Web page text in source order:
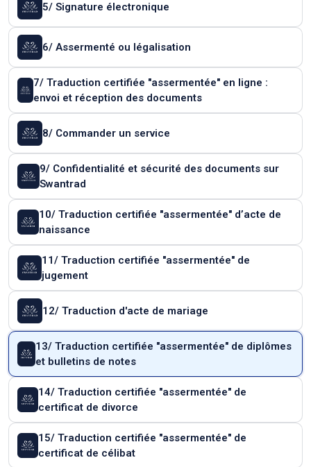
5/ Signature électronique
6/ Assermenté ou légalisation
7/ Traduction certifiée "assermentée" en ligne :
envoi et réception des documents
8/ Commander un service
9/ Confidentialité et sécurité des documents sur
Swantrad
10/ Traduction certifiée "assermentée" d’acte de
naissance
11/ Traduction certifiée "assermentée" de
jugement
12/ Traduction d'acte de mariage
13/ Traduction certifiée "assermentée" de diplômes
et bulletins de notes
14/ Traduction certifiée "assermentée" de
certificat de divorce
15/ Traduction certifiée "assermentée" de
certificat de célibat